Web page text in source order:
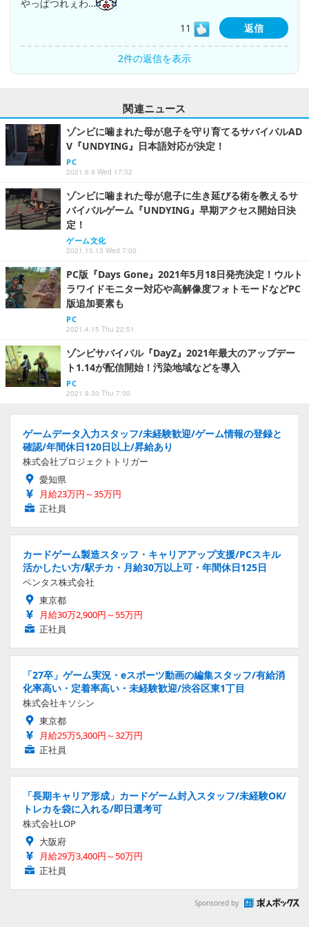
やっぱつれぇわ…
11
返信
2件の返信を表示
関連ニュース
ゾンビに噛まれた母が息子を守り育てるサバイバルAD
V『UNDYING』日本語対応が決定！
PC
2021.6.9 Wed 17:32
ゾンビに噛まれた母が息子に生き延びる術を教えるサ
バイバルゲーム『UNDYING』早期アクセス開始日決
定！
ゲーム文化
2021.10.13 Wed 7:00
PC版『Days Gone』2021年5月18日発売決定！ウルト
ラワイドモニター対応や高解像度フォトモードなどPC
版追加要素も
PC
2021.4.15 Thu 22:51
ゾンビサバイバル『DayZ』2021年最大のアップデー
ト1.14が配信開始！汚染地域などを導入
PC
2021.9.30 Thu 7:00
ゲームデータ入力スタッフ/未経験歓迎/ゲーム情報の登録と
確認/年間休日120日以上/昇給あり
株式会社プロジェクトトリガー
愛知県
月給23万円～35万円
正社員
カードゲーム製造スタッフ・キャリアアップ支援/PCスキル
活かしたい方/駅チカ・月給30万以上可・年間休日125日
ベンタス株式会社
東京都
月給30万2,900円～55万円
正社員
「27卒」ゲーム実況・eスポーツ動画の編集スタッフ/有給消
化率高い・定着率高い・未経験歓迎/渋谷区東1丁目
株式会社キソシン
東京都
月給25万5,300円～32万円
正社員
「長期キャリア形成」カードゲーム封入スタッフ/未経験OK/
トレカを袋に入れる/即日選考可
株式会社LOP
大阪府
月給29万3,400円～50万円
正社員
Sponsored by